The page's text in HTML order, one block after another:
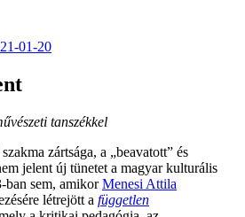
01-20
tanszékkel
zártsága, a „beavatott” és
jelent új tünetet a magyar kulturális
ban sem, amikorMenesi Attila
létrejött a független